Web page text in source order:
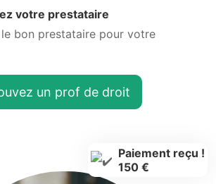
votre prestataire
le bon prestataire pour votre
un prof de droit
Paiement reçu !
150 €